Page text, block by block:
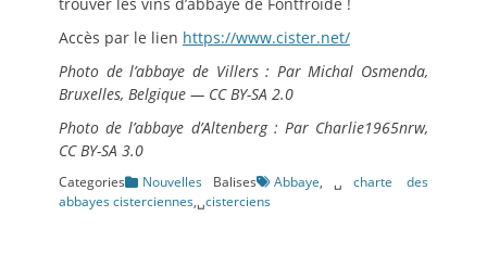
Accès par le lien https://www.cister.net/
Photo de l’abbaye de Villers : Par Michal Osmenda,
Bruxelles, Belgique — CC BY-SA 2.0
Photo de l’abbaye d’Altenberg : Par Charlie1965nrw,
CC BY-SA 3.0
Categories Nouvelles Balises Abbaye,␣ charte des
abbayes cisterciennes,␣cisterciens